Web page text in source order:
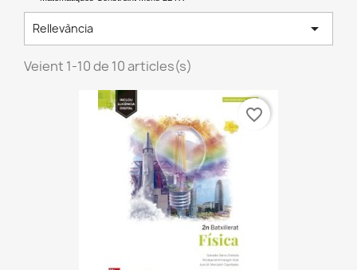
Rellevància 
Veient 1-10 de 10 articles(s)
favorite_border